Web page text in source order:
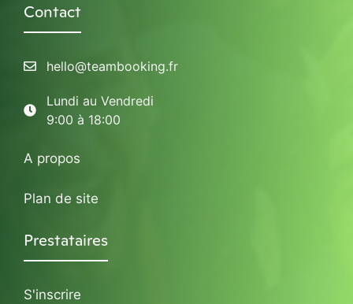
Contact
hello@teambooking.fr
Lundi au Vendredi
9:00 à 18:00
A propos
Plan de site
Prestataires
S'inscrire